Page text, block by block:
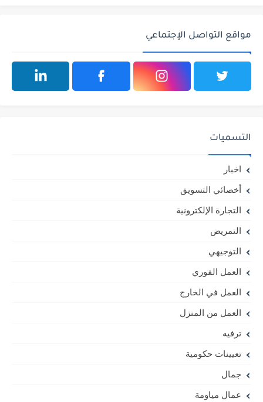
مواقع التواصل الإجتماعي
التسميات
اخبار
أخصائي التسويق
التجارة الإلكترونية
التمريض
التوجيهي
العمل الفوري
العمل في الخارج
العمل من المنزل
ترفيه
تعيينات حكومية
جمال
عمال مياومة